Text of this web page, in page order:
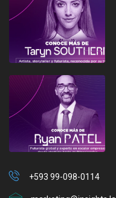
+593 99-098-0114